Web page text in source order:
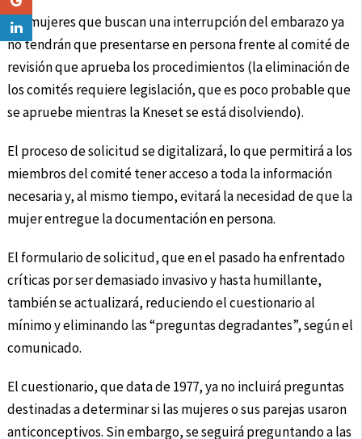
Las mujeres que buscan una interrupción del embarazo ya
no tendrán que presentarse en persona frente al comité de
revisión que aprueba los procedimientos (la eliminación de
los comités requiere legislación, que es poco probable que
se apruebe mientras la Kneset se está disolviendo).
El proceso de solicitud se digitalizará, lo que permitirá a los
miembros del comité tener acceso a toda la información
necesaria y, al mismo tiempo, evitará la necesidad de que la
mujer entregue la documentación en persona.
El formulario de solicitud, que en el pasado ha enfrentado
críticas por ser demasiado invasivo y hasta humillante,
también se actualizará, reduciendo el cuestionario al
mínimo y eliminando las “preguntas degradantes”, según el
comunicado.
El cuestionario, que data de 1977, ya no incluirá preguntas
destinadas a determinar si las mujeres o sus parejas usaron
anticonceptivos. Sin embargo, se seguirá preguntando a las